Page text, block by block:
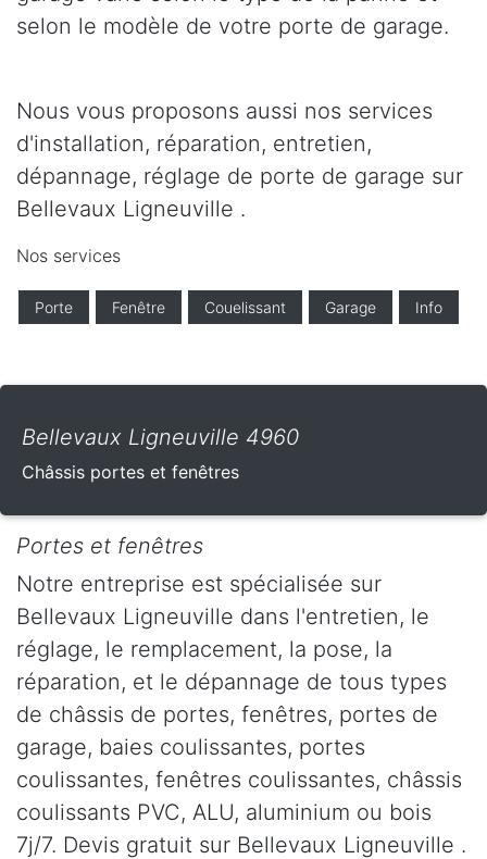
selon le modèle de votre porte de garage.
Nous vous proposons aussi nos services
d'installation, réparation, entretien,
dépannage, réglage de porte de garage sur
Bellevaux Ligneuville .
Nos services
Porte Fenêtre Couelissant Garage Info
Bellevaux Ligneuville 4960
Châssis portes et fenêtres
Portes et fenêtres
Notre entreprise est spécialisée sur
Bellevaux Ligneuville dans l'entretien, le
réglage, le remplacement, la pose, la
réparation, et le dépannage de tous types
de châssis de portes, fenêtres, portes de
garage, baies coulissantes, portes
coulissantes, fenêtres coulissantes, châssis
coulissants PVC, ALU, aluminium ou bois
7j/7. Devis gratuit sur Bellevaux Ligneuville .